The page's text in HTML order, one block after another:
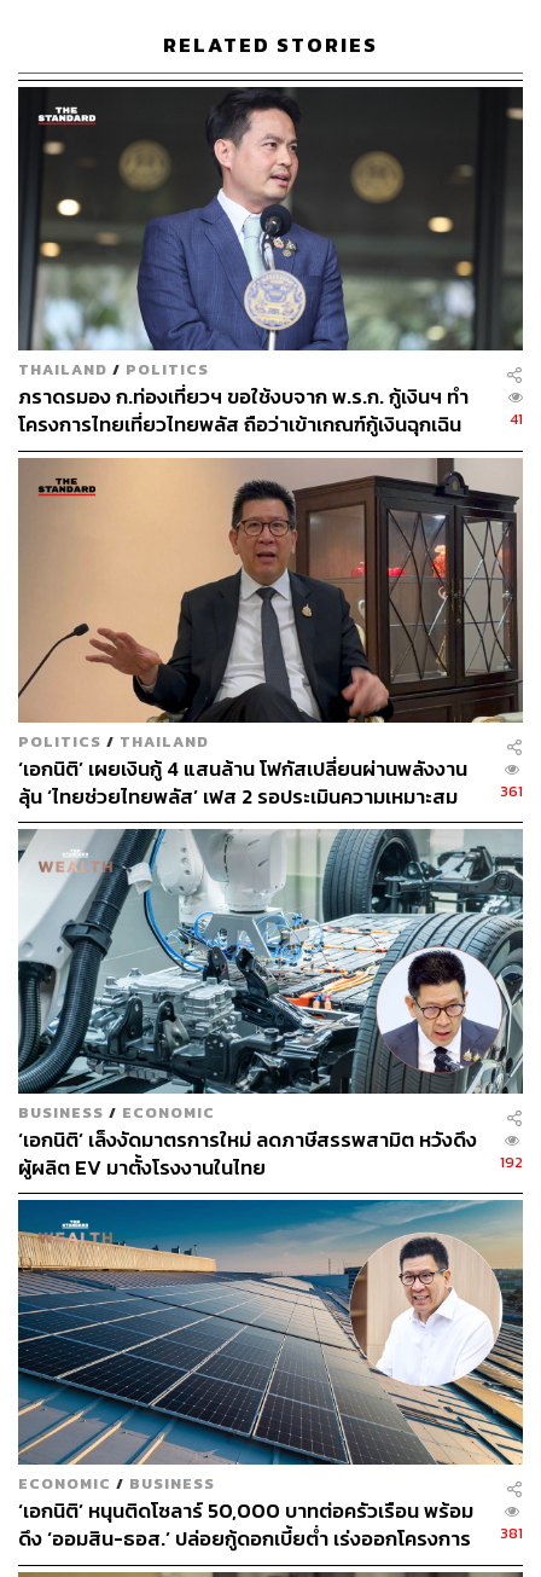
มาตรการลดค่าธรรมเนียมจดทะเบียนสิทธิและ
นิติกรรมสำหรับที่อยู่อาศัยปี 2566 โดยลดค่าจดทะเบียน
การโอนอสังหาริมทรัพย์จากร้อยละ 2 เหลือร้อยละ 1
และลดค่าจดทะเบียนการจำนองอสังหาริมทรัพย์จาก
เดิมร้อยละ 1 เหลือร้อยละ 0.01 สำหรับการซื้อขายที่อยู่
อาศัย ได้แก่ บ้านเดี่ยว บ้านแฝด บ้านแถว อาคาร
พาณิชย์ และห้องชุด (ทั้งบ้านมือ 1 และมือ 2) เฉพาะที่มี
ราคาซื้อขายและราคาประเมินทุนทรัพย์ไม่เกิน 3 ล้าน
บาท และวงเงินจำนองไม่เกิน 3 ล้านบาทต่อสัญญา
มาตรการปรับลดอัตราภาษีสรรพสามิต สำหรับน้ำมัน
เชื้อเพลิงเครื่องบินไอพ่นที่นำไปใช้เป็นเชื้อเพลิงสำหรับ
อากาศยานภายในประเทศ โดยลดอัตราภาษีตาม
ปริมาณของน้ำมันเชื้อเพลิง สำหรับเครื่องบินไอพ่นที่ใช้
บินในประเทศ จากลิตรละ 4.726 บาท เหลือลิตรละ
0.20 บาท มีผลบังคับใช้ตั้งแต่วันที่ 1 มกราคม – 30
มิถุนายน 2566 เพื่อสนับสนุนการท่องเที่ยวและบริการ
ให้มีการฟื้นตัวอย่างต่อเนื่อง และบรรเทาผลกระทบการ
ดำเนินธุรกิจของผู้ประกอบอุตสาหกรรมการท่องเที่ยว
และสายการบินภายหลังสถานการณ์การแพร่ระบาด
ของโควิด
มาตรการยกเว้นค่าธรรมเนียมการอนุญาตขายสุรา
ยาสูบ และไพ่ ตามพระราชบัญญัติภาษีสรรพสามิต พ.ศ.
2560 ให้สิทธิยกเว้นค่าธรรมเนียมใบอนุญาตขายสุรา
ยาสูบ และไพ่ ประเภทที่ 1 และประเภทที่ 2 สำหรับผู้
ประกอบการที่ประสงค์จะประกอบกิจการต่อเนื่อง ณ
สถานประกอบการเดิม ประเภทใบอนุญาตเดิม ที่ยื่น
คำขอระหว่างวันที่ 1 มกราคม – 31 ธันวาคม 2566
เพื่อลดภาระของผู้ประกอบการที่ได้รับใบอนุญาตขาย
สุรา ยาสูบ และไพ่ ให้สามารถฟื้นตัวได้อย่างต่อเนื่อง
ภายหลังสถานการณ์โควิด
ส่วนมาตรการและโครงการของขวัญปีใหม่ 2566 ของ
สถาบันการเงินเฉพาะกิจ ได้แก่
ธนาคารเพื่อการเกษตรและสหกรณ์การเกษตร เช่น
โครงการชำระดีมีคืน ลดดอกเบี้ยแก้หนี้ภาคครัวเรือน
มาตรการส่งเสริมสภาพคล่องและฟื้นฟู
ธนาคารออมสิน เช่น โครงการวินัยดี มีเงิน
บรรษัทประกันสินเชื่ออุตสาหกรรมขนาดย่อม (บสย.)
เช่น ยกเว้นค่าดำเนินการค้ำประกันสินเชื่อสำหรับผู้
ประกอบการ SMEs
ธนาคารพัฒนาวิสาหกิจขนาดกลางและขนาดย่อมแห่ง
ประเทศ (ธพว.) เช่น ผ่อนดีมีคืน (บัตรกำนันสูงสุด 300
บาท) มาตรการสนับสนุนผู้ประกอบการเข้าถึงแหล่งเงิน
ทุน
รัชดากล่าวด้วยว่า ยังมีมาตรการและโครงการของขวัญปี
ใหม่ 2566 จากหน่วยงานในสังกัดกระทรวงการคลัง 2
มาตรการ 5 โครงการ ดังนี้
RELATED STORIES
THAILAND / POLITICS
ภราดรมอง ก.ท่องเที่ยวฯ ขอใช้งบจาก พ.ร.ก. กู้เงินฯ ทำ
โครงการไทยเที่ยวไทยพลัส ถือว่าเข้าเกณฑ์กู้เงินฉุกเฉิน
41
POLITICS / THAILAND
‘เอกนิติ’ เผยเงินกู้ 4 แสนล้าน โฟกัสเปลี่ยนผ่านพลังงาน
ลุ้น ‘ไทยช่วยไทยพลัส’ เฟส 2 รอประเมินความเหมาะสม
361
BUSINESS / ECONOMIC
‘เอกนิติ’ เล็งงัดมาตรการใหม่ ลดภาษีสรรพสามิต หวังดึง
ผู้ผลิต EV มาตั้งโรงงานในไทย
192
ECONOMIC / BUSINESS
‘เอกนิติ’ หนุนติดโซลาร์ 50,000 บาทต่อครัวเรือน พร้อม
ดึง ‘ออมสิน-ธอส.’ ปล่อยกู้ดอกเบี้ยต่ำ เร่งออกโครงการ
ภายใน 1 เดือน
381